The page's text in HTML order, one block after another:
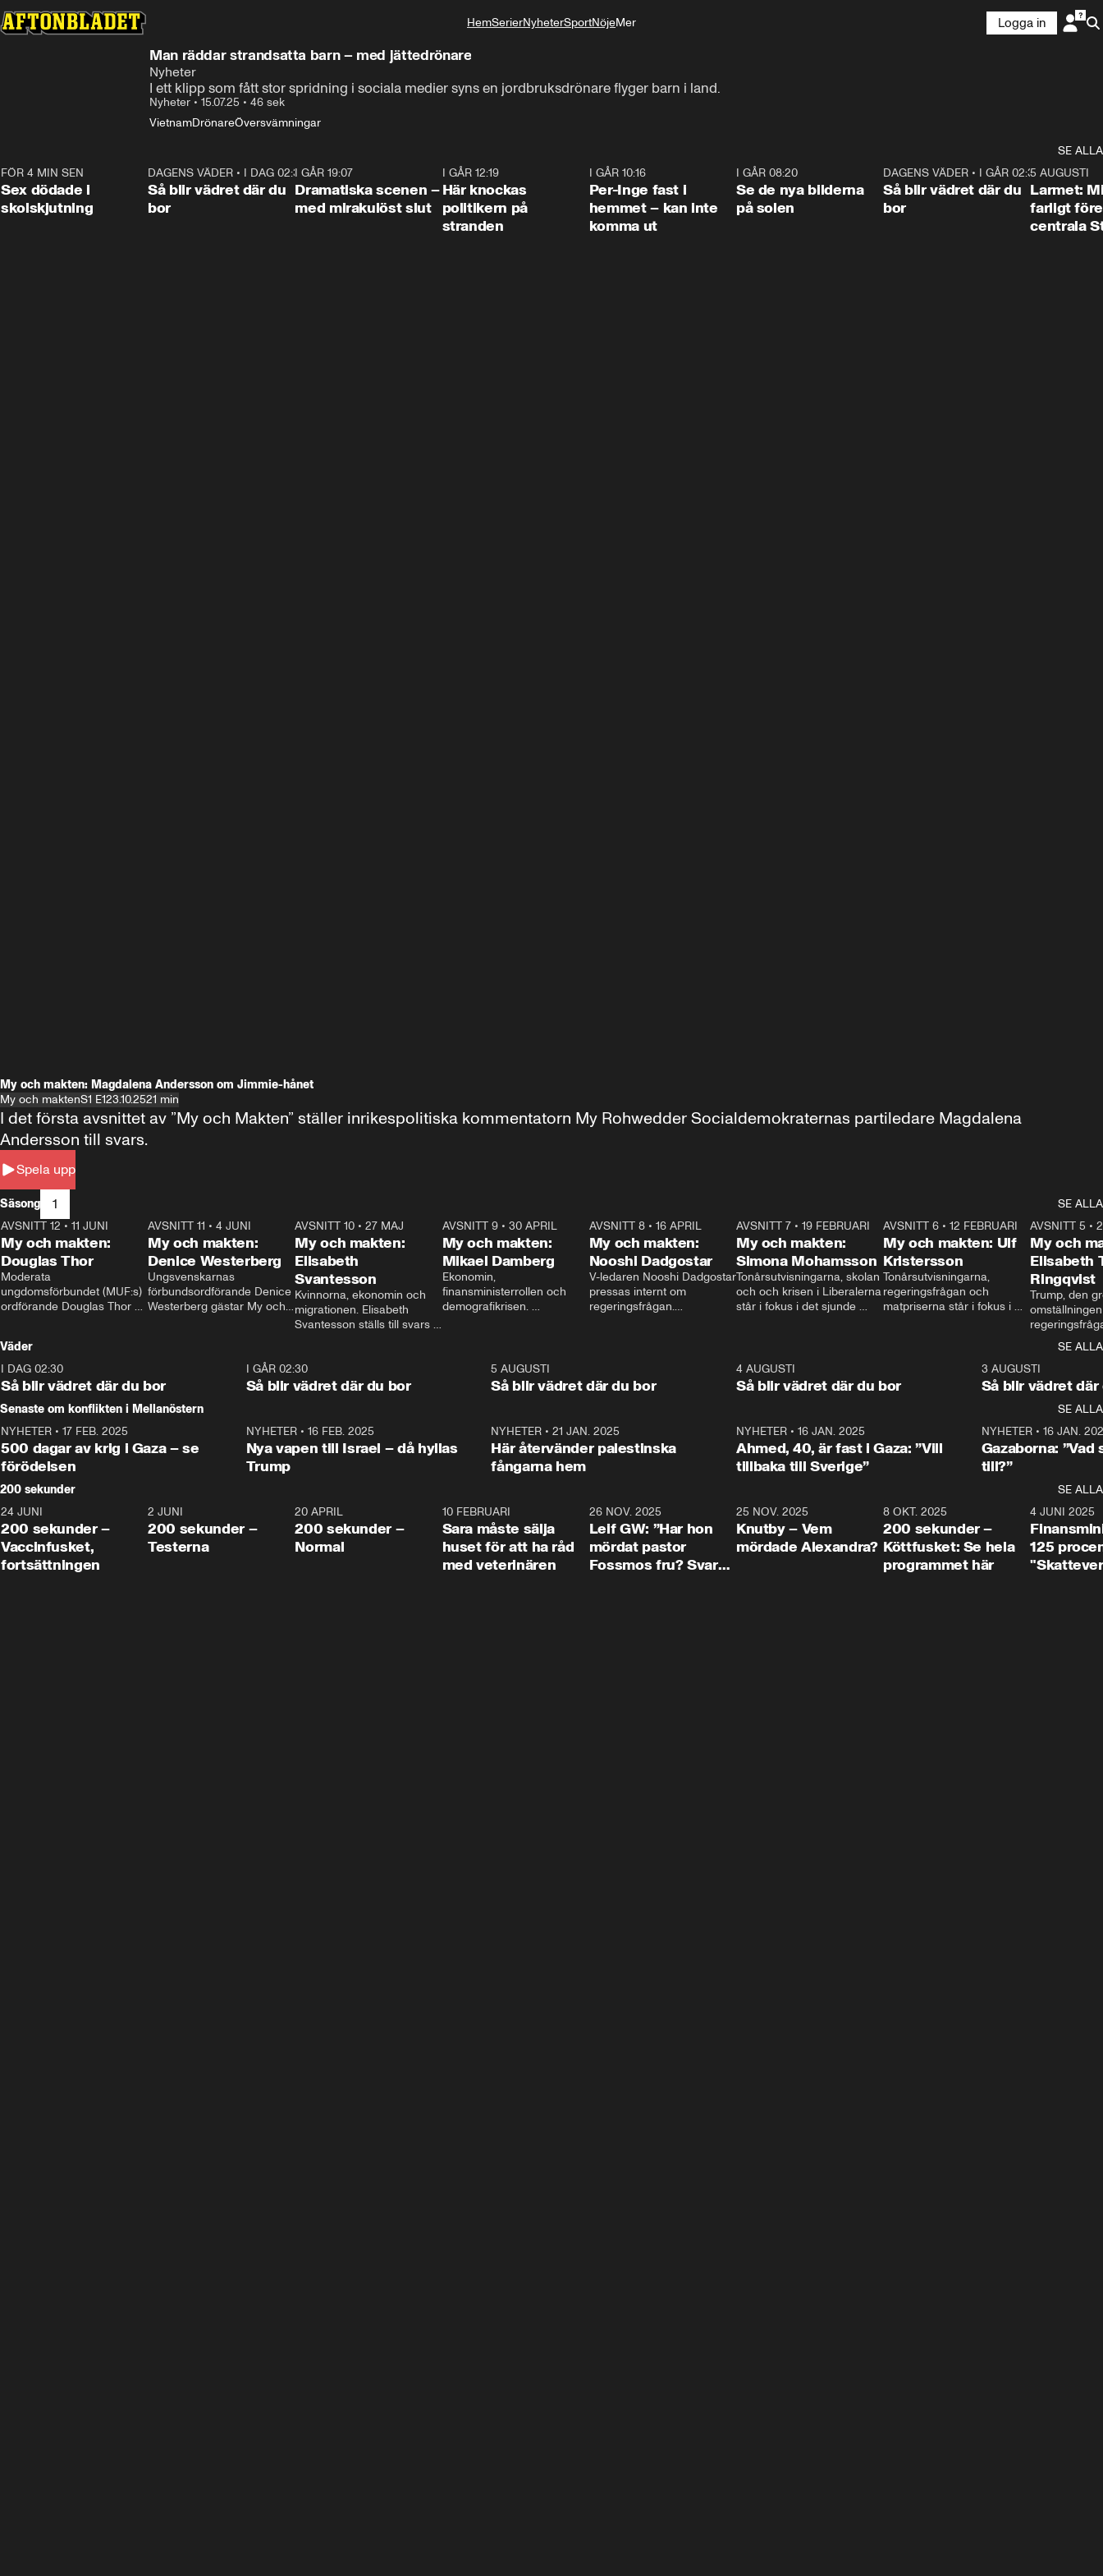
HemSerierNyheterSportNöjeMer
Logga in
Man räddar strandsatta barn – med jättedrönare
Nyheter
I ett klipp som fått stor spridning i sociala medier syns en jordbruksdrönare flyger barn i land.
Nyheter • 15.07.25 • 46 sek
VietnamDrönareÖversvämningar
SE ALLA
FÖR 4 MIN SEN
Sex dödade i
skolskjutning
1:06
DAGENS VÄDER • I DAG 02:30
Så blir vädret där du
bor
I GÅR 19:07
Dramatiska scenen –
med mirakulöst slut
I GÅR 12:19
Här knockas
politikern på
stranden
I GÅR 10:16
Per-Inge fast i
hemmet – kan inte
komma ut
I GÅR 08:20
Se de nya bilderna
på solen
1:06
DAGENS VÄDER • I GÅR 02:30
Så blir vädret där du
bor
5 AUGUSTI
Larmet:
farligt
centrala
My och makten: Magdalena Andersson om Jimmie-hånet
My och maktenS1 E123.10.2521 min
Spela upp
I det första avsnittet av ”My och Makten” ställer inrikespolitiska kommentatorn My Rohwedder Socialdemokraternas partiledare Magdalena
Andersson till svars.
Säsong 1
SE ALLA
26:27
AVSNITT 12 • 11 JUNI
My och makten:
Douglas Thor
Moderata
ungdomsförbundet (MUF:s)
ordförande Douglas Thor
tonårsutvisningarna och hur
Moderaterna ska locka
väljare till valet i höst.
23:40
AVSNITT 11 •4 JUNI
My och makten:
Denice Westerberg
Ungsvenskarnas
förbundsordförande Denice
Westerberg gästar My och
AVSNITT 10 •27 MAJ
My och makten:
Elisabeth
Svantesson
Kvinnorna, ekonomin och
migrationen. Elisabeth
Svantesson ställs till svars
AVSNITT 9• 30 APRIL
My och makten:
Mikael Damberg
Ekonomin,
finansministerrollen och
demografikrisen.
och Makten.
AVSNITT 8• 16 APRIL
My och makten:
Nooshi Dadgostar
V-ledaren Nooshi Dadgostar
pressas internt om
regeringsfrågan.
– Vi ställer upp i val. Ska vi
vara med så sitter vi förstås
24:30
AVSNITT 7• 19 FEBRUARI
My och makten:
Simona Mohamsson
Tonårsutvisningarna, skolan
och och krisen i Liberalerna
står i fokus i det sjunde
kommentator My
Rohwedder ställer
utbildnings- och
Mohamsson till svars.
27:30
AVSNITT 6 •12 FEBRUARI
My och makten: Ulf
Kristersson
Tonårsutvisningarna,
regeringsfrågan och
matpriserna står i fokus i
Rohwedder ställer
statsminister Ulf Kristersson
AVSNITT 5 •
My och
Elisabeth
Ringqvist
Trump, den
centrum i
avsnittet av
Makten”. Se
Aftonbladets
Rohwedder
Thand Ring
Väder
SE ALLA
I DAG 02:30
Så blir vädret där du bor
1:06
I GÅR 02:30
Så blir vädret där du bor
5 AUGUSTI
Så blir vädret där du bor
4 AUGUSTI
Så blir vädret där du bor
3 AUGUSTI
Så blir vädret där
Senaste om konflikten i Mellanöstern
SE ALLA
NYHETER • 17 FEB. 2025
500 dagar av krig i Gaza – se
förödelsen
NYHETER• 16 FEB. 2025
Nya vapen till Israel – då hyllas
Trump
NYHETER •21 JAN. 2025
Här återvänder palestinska
fångarna hem
NYHETER• 16 JAN. 2025
Ahmed, 40, är fast i Gaza: ”Vill
tillbaka till Sverige”
NYHETER• 16 JAN.
Gazaborna:
till?”
200 sekunder
SE ALLA
5:00
24 JUNI
200 sekunder –
Vaccinfusket,
fortsättningen
4:23
2 JUNI
200 sekunder –
Testerna
20 APRIL
200 sekunder –
Normal
10 FEBRUARI
Sara måste sälja
huset för att ha råd
med veterinären
26 NOV. 2025
Leif GW: ”Har hon
mördat pastor
Fossmos fru? Svar
31:05
25 NOV. 2025
Knutby – Vem
mördade Alexandra?
4:29
8 OKT. 2025
200 sekunder –
Köttfusket: Se hela
programmet här
4 JUNI 2025
125